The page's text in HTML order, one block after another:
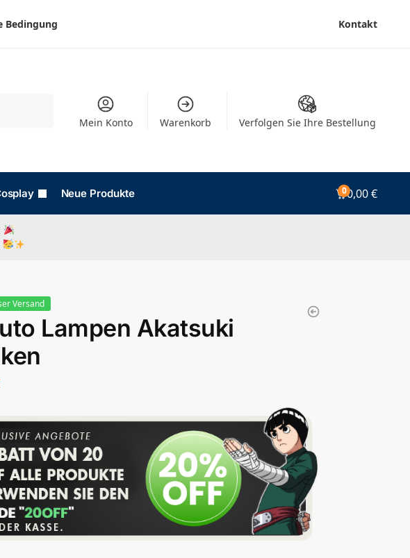
Bedingung Kontakt
Mein Konto Warenkorb Verfolgen Sie Ihre Bestellung
Neue Produkte 00,00€
Versand
Lampen Akatsuki